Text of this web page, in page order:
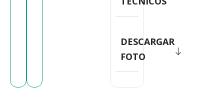
DESCARGAR
FOTO